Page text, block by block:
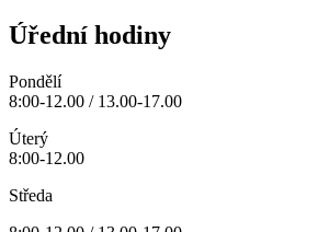
Úřední hodiny
Pondělí
8:00-12.00 / 13.00-17.00
Úterý
8:00-12.00
Středa